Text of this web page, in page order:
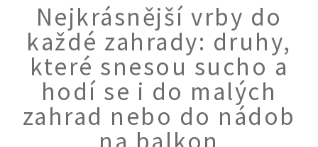
Nejkrásnější vrby do
každé zahrady: druhy,
které snesou sucho a
hodí se i do malých
zahrad nebo do nádob